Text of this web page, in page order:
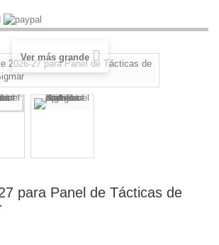
Ver más grande
para Panel de Tácticas de